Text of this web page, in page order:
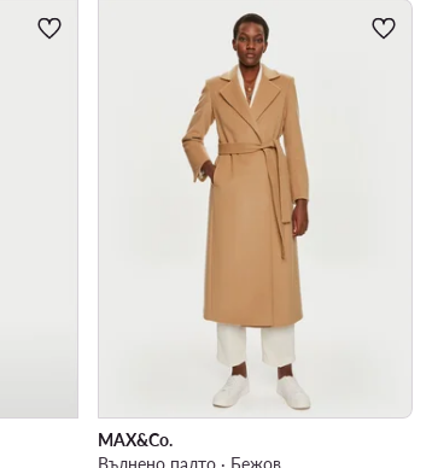
MAX&Co.
Вълнено палто · Бежов